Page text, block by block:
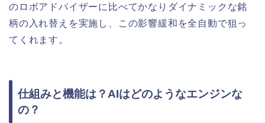
のロボアドバイザーに比べてかなりダイナミックな銘
柄の入れ替えを実施し、この影響緩和を全自動で狙っ
てくれます。
仕組みと機能は？AIはどのようなエンジンな
の？